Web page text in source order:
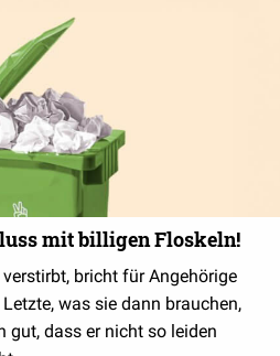
mit billigen Floskeln!
bricht für Angehörige
was sie dann brauchen,
gut, dass er nicht so leiden